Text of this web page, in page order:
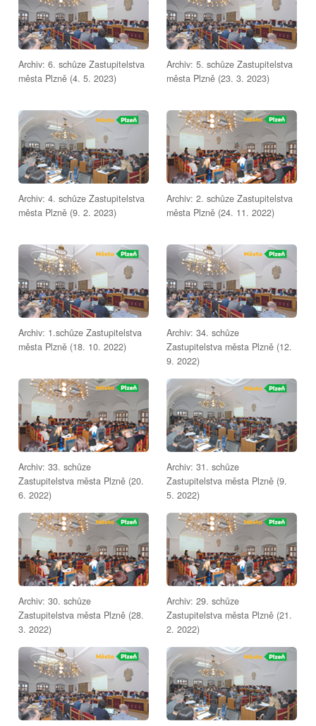
Archiv: 6. schůze Zastupitelstva
města Plzně (4. 5. 2023)
Archiv: 5. schůze Zastupitelstva
města Plzně (23. 3. 2023)
Archiv: 4. schůze Zastupitelstva
města Plzně (9. 2. 2023)
Archiv: 2. schůze Zastupitelstva
města Plzně (24. 11. 2022)
Archiv: 1.schůze Zastupitelstva
města Plzně (18. 10. 2022)
Archiv: 34. schůze
Zastupitelstva města Plzně (12.
9. 2022)
Archiv: 33. schůze
Zastupitelstva města Plzně (20.
6. 2022)
Archiv: 31. schůze
Zastupitelstva města Plzně (9.
5. 2022)
Archiv: 30. schůze
Zastupitelstva města Plzně (28.
3. 2022)
Archiv: 29. schůze
Zastupitelstva města Plzně (21.
2. 2022)